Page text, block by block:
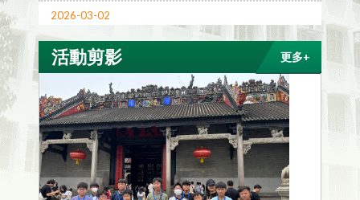
2026-03-02
春茗暨會員大會
2025-12-09
七十周年校慶暨LBD成果展填色比賽
2025-11-10
天主教領島學校夥MIT研AI教學 力推數字教育
2026-07-03
公民教育微電影比賽獲獎消息
活動剪影 更多+